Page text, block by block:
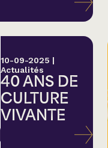
10-09-2025 |
Actualités
40 ANS DE
CULTURE
VIVANTE